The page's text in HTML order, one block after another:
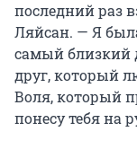
последний раз
Ляйсан. — Я
самый близкий
друг, который
Воля, который
понесу тебя на